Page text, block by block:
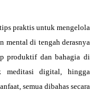
praktis untuk mengelola
mental di tengah derasnya
produktif dan bahagia di
digital, hingga
semua dibahas secara